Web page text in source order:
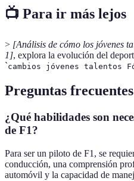
📺 Para ir más lejos
> [Análisis de cómo los jóvenes
1], explora la evolución del
`cambios jóvenes talentos
Preguntas frecuentes
¿Qué habilidades son
de F1?
Para ser un piloto de F1, se
conducción, una comprensión
automóvil y la capacidad de